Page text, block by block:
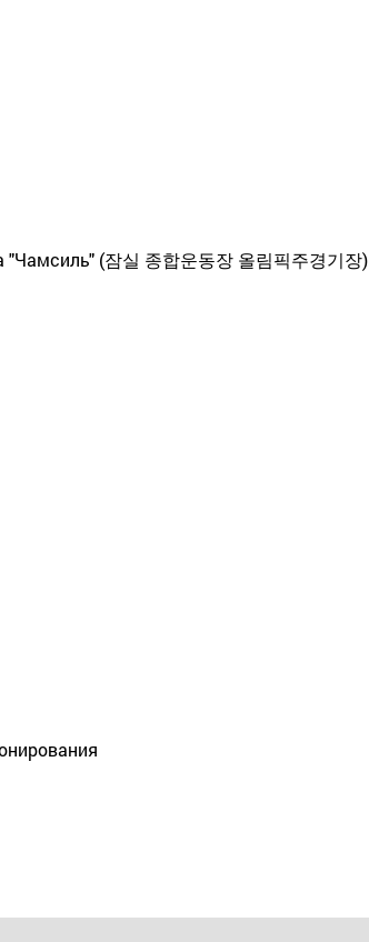
(잠실 종합운동장 올림픽주경기장)